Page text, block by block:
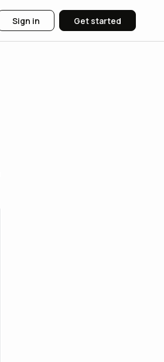
Sign in Get started